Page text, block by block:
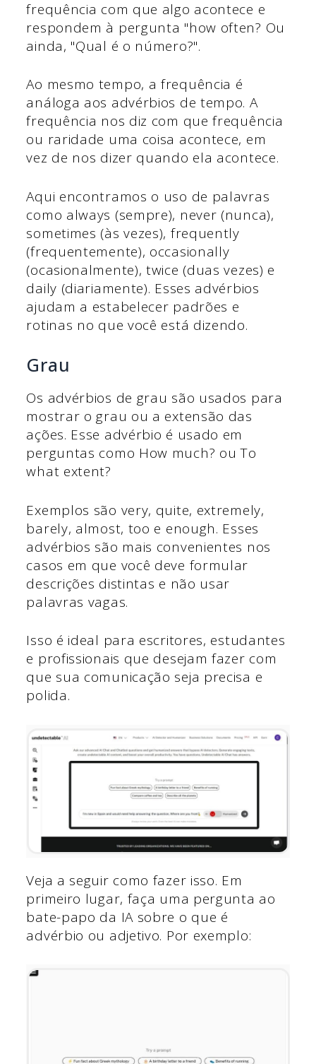
frequência com que algo acontece e
respondem à pergunta "how often? Ou
ainda, "Qual é o número?".
Ao mesmo tempo, a frequência é
análoga aos advérbios de tempo. A
frequência nos diz com que frequência
ou raridade uma coisa acontece, em
vez de nos dizer quando ela acontece.
Aqui encontramos o uso de palavras
como always (sempre), never (nunca),
sometimes (às vezes), frequently
(frequentemente), occasionally
(ocasionalmente), twice (duas vezes) e
daily (diariamente). Esses advérbios
ajudam a estabelecer padrões e
rotinas no que você está dizendo.
Grau
Os advérbios de grau são usados para
mostrar o grau ou a extensão das
ações. Esse advérbio é usado em
perguntas como How much? ou To
what extent?
Exemplos são very, quite, extremely,
barely, almost, too e enough. Esses
advérbios são mais convenientes nos
casos em que você deve formular
descrições distintas e não usar
palavras vagas.
Isso é ideal para escritores, estudantes
e profissionais que desejam fazer com
que sua comunicação seja precisa e
polida.
Veja a seguir como fazer isso. Em
primeiro lugar, faça uma pergunta ao
bate-papo da IA sobre o que é
advérbio ou adjetivo. Por exemplo: